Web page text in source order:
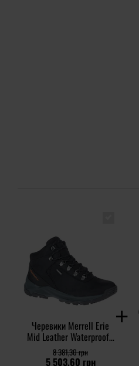
Черевики Merrell Erie
Mid Leather Waterproof -
Black
5 503,60 грн
8 381,30 грн